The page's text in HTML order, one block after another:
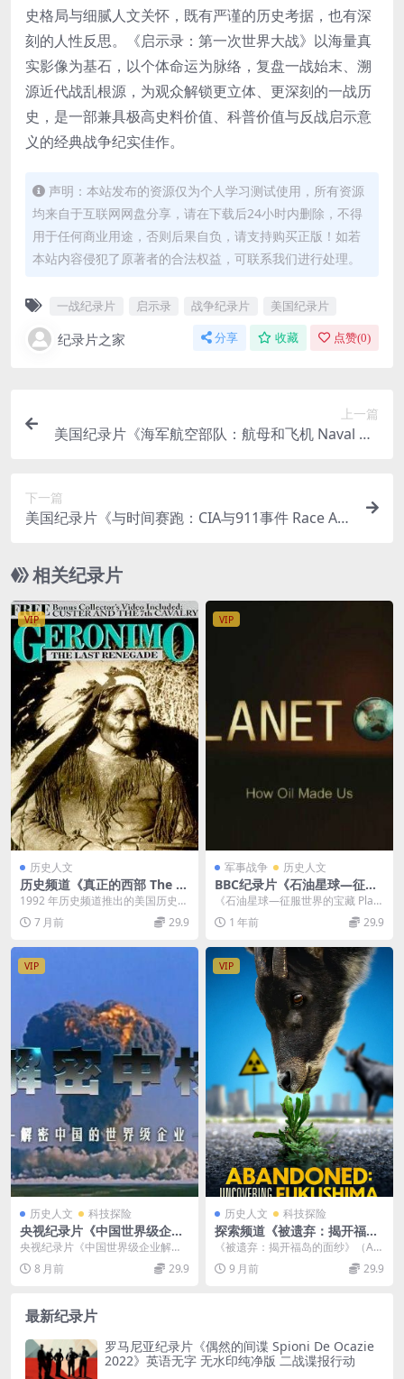
史格局与细腻人文关怀，既有严谨的历史考据，也有深
刻的人性反思。《启示录：第一次世界大战》以海量真
实影像为基石，以个体命运为脉络，复盘一战始末、溯
源近代战乱根源，为观众解锁更立体、更深刻的一战历
史，是一部兼具极高史料价值、科普价值与反战启示意
义的经典战争纪实佳作。
声明：本站发布的资源仅为个人学习测试使用，所有资源
均来自于互联网网盘分享，请在下载后24小时内删除，不得
用于任何商业用途，否则后果自负，请支持购买正版！如若
本站内容侵犯了原著者的合法权益，可联系我们进行处理。
一战纪录片 启示录 战争纪录片 美国纪录片
纪录片之家 分享 收藏 点赞(0)
上一篇
美国纪录片《海军航空部队：航母和飞机 Naval Avi
下一篇
美国纪录片《与时间赛跑：CIA与911事件 Race Ag
字 无水印纯净版 1080P/MKV/3.95G 911事件
相关纪录片
VIP
历史人文
历史频道《真正的西部 The R
eal West 1992》第一季共45
集 英语中英双字 无水印纯净
版 480P/MKV/24.7G 美国西
1992 年历史频道推出的美国历史纪
录片《真正的西部》（The Real W
es...7 月前 29.9
VIP
军事战争 历史人文
BBC纪录片《石油星球—征服
世界的宝藏 Planet Oil the Tr
easure that Conquered the
World 2015 》全3集 英语外
油帝国
《石油星球—征服世界的宝藏 Plan
et Oil the Treasure th...
1 年前 29.9
VIP
历史人文 科技探险
央视纪录片《中国世界级企业
解密 解密中核》全2集 国语中
字 1.38GB/720P高清 中国世
界级企业解密系列
央视纪录片《中国世界级企业解密
解密中核》：揭开中国核工业的 60
年机密与辉煌...
8 月前 29.9
VIP
历史人文 科技探险
探索频道《被遗弃：揭开福岛
的面纱 Abandoned: Uncove
ring Fukushima 2022》英语
中英双字 无水印纯净版 1080
《被遗弃：揭开福岛的面纱》（Ab
andoned: Uncovering Fuku...
9 月前 29.9
最新纪录片
罗马尼亚纪录片《偶然的间谍 Spioni De Ocazie
2022》英语无字 无水印纯净版 二战谍报行动